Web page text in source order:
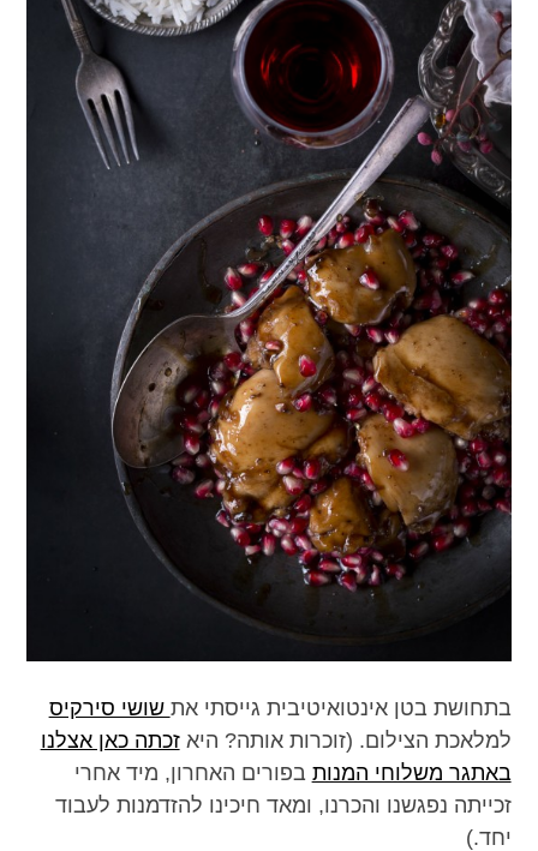
בתחושת בטן אינטואיטיבית גייסתי את שושי סירקיס
למלאכת הצילום. (זוכרות אותה? היאזכתה כאן אצלנו
באתגר משלוחי המנות בפורים האחרון, מיד אחרי
זכייתה נפגשנו והכרנו, ומאד חיכינו להזדמנות לעבוד
יחד.)